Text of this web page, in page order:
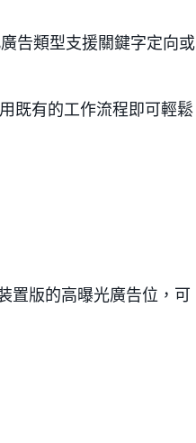
告類型支援關鍵字定向或
既有的工作流程即可輕鬆
置版的高曝光廣告位，可